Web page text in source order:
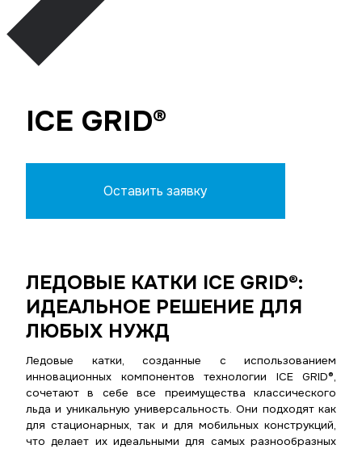
ICE GRID®
Оставить заявку
ЛЕДОВЫЕ КАТКИ ICE GRID®:
ИДЕАЛЬНОЕ РЕШЕНИЕ ДЛЯ
ЛЮБЫХ НУЖД
Ледовые катки, созданные с использованием
инновационных компонентов технологии ICE GRID®,
сочетают в себе все преимущества классического
льда и уникальную универсальность. Они подходят как
для стационарных, так и для мобильных конструкций,
что делает их идеальными для самых разнообразных